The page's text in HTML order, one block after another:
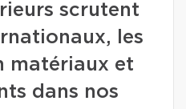
scrutent
les
matériaux et
dans nos